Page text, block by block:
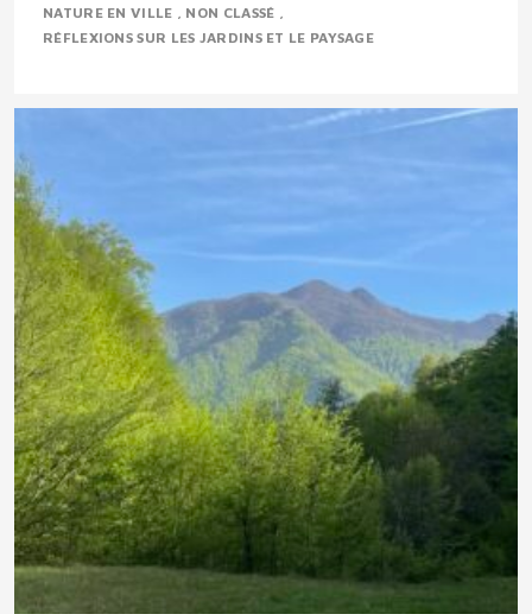
NATURE EN VILLE
NON CLASSÉ
RÉFLEXIONS SUR LES JARDINS ET LE PAYSAGE